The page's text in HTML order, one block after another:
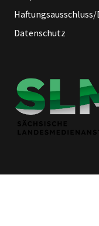
Datenschutz